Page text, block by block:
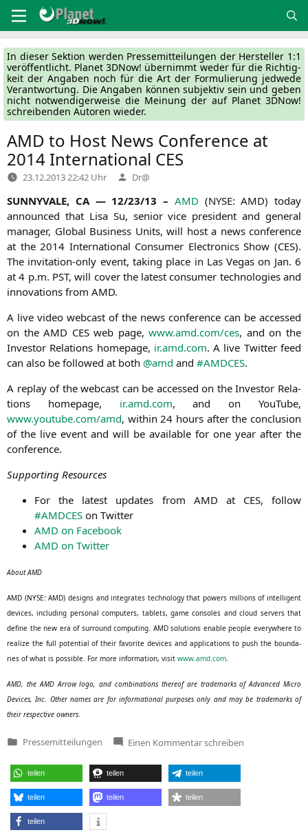
Inhalt
springen
In die­ser Sek­ti­on wer­den Pres­se­mit­tei­lun­gen der Her­stel­ler 1:1
ver­öf­fent­licht. Pla­net 3DNow! über­nimmt weder für die Rich­tig­
keit der Anga­ben noch für die Art der For­mu­lie­rung jed­we­de
Ver­ant­wor­tung. Die Anga­ben kön­nen sub­jek­tiv sein und geben
nicht not­wen­di­ger­wei­se die Mei­nung der auf Pla­net 3DNow!
schrei­ben­den Autoren wieder.
AMD to Host News Conference at
2014 International CES
23.12.2013 22:42 Uhr Verfasst
von
Dr@
SUNNYVALE, CA— 12/23/13 – AMD (NYSE:AMD) today
announ­ced that Lisa Su, seni­or vice pre­si­dent and gene­ral
mana­ger, Glo­bal Busi­ness Units, will host a news con­fe­rence
at the 2014 Inter­na­tio­nal Con­su­mer Elec­tro­nics Show (CES).
The invi­ta­ti­on-only event, taking place in Las Vegas on Jan. 6
at 4 p.m. PST, will cover the latest con­su­mer tech­no­lo­gies and
inno­va­tions from AMD.
A live video web­cast of the news con­fe­rence can be acces­sed
on theAMD CESweb page,www.amd.com/ces, and on the
Inves­tor Rela­ti­ons home­page, ir.amd.com. A live Twit­ter feed
can also be fol­lo­wed at both @amd and #AMDCES.
A replay of the web­cast can be acces­sed on the Inves­tor Rela­
ti­ons home­page, ir.amd.com, and on You­Tube,
www.youtube.com/amd, within 24 hours after the con­clu­si­on
of the live event and will be available for one year after the
conference.
Sup­port­ing Resources
For the latest updates from AMD at CES, fol­low
#AMDCES on Twitter
AMD on Facebook
AMD on Twitter
AboutAMD
AMD (NYSE:AMD) designs and inte­gra­tes tech­no­lo­gy that powers mil­li­ons of intel­li­gent
devices, inclu­ding per­so­nal com­pu­ters, tablets, game con­so­les and cloud ser­vers that
defi­ne the new era of sur­round com­pu­ting. AMDsolu­ti­ons enable peo­p­le ever­y­whe­re to
rea­li­ze the full poten­ti­al of their favo­ri­te devices and appli­ca­ti­ons to push the boun­da­
ries of what is pos­si­ble. For more infor­ma­ti­on, visit www.amd.com
AMD, the AMDArrow logo, and com­bi­na­ti­ons the­reof are trade­marks of Advan­ced Micro
Devices, Inc. Other names are for infor­ma­tio­nal pur­po­ses only and may be trade­marks of
their respec­ti­ve owners.
Veröffentlicht
Pressemitteilungen Einen Kommentarzu
AMD
Host
News
Conference
at
2014
schreiben
teilen teilen teilen
teilen teilen teilen
teilen